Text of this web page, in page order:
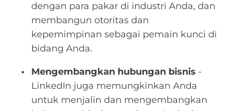
dengan para pakar di industri Anda, dan
membangun otoritas dan
kepemimpinan sebagai pemain kunci di
bidang Anda.
Mengembangkan hubungan bisnis -
LinkedIn juga memungkinkan Anda
untuk menjalin dan mengembangkan